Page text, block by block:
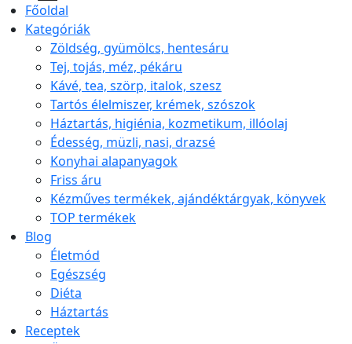
Főoldal
Kategóriák
Zöldség, gyümölcs, hentesáru
Tej, tojás, méz, pékáru
Kávé, tea, szörp, italok, szesz
Tartós élelmiszer, krémek, szószok
Háztartás, higiénia, kozmetikum, illóolaj
Édesség, müzli, nasi, drazsé
Konyhai alapanyagok
Friss áru
Kézműves termékek, ajándéktárgyak, könyvek
TOP termékek
Blog
Életmód
Egészség
Diéta
Háztartás
Receptek